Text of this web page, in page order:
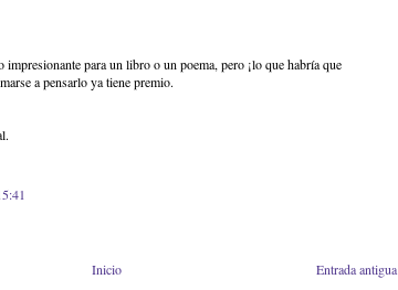
para un libro o un poema, pero ¡lo que habría que
a pensarlo ya tiene premio.
Entrada antigua
Inicio